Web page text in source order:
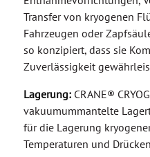
Entnahmevorrichtungen,
Transfer von kryogenen
Fahrzeugen oder
so konzipiert, dass sie
Zuverlässigkeit
Lagerung:CRANE®
vakuumummantelte
für die Lagerung
Temperaturen und